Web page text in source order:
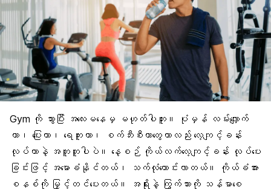
Gym ကို သွားပြီး အလေးမနေမှ မဟုတ်ပါဘူး။ ပုံမှန် လမ်းလျှောက်
တာ၊ ပြေးတာ၊
ရေကူးတာ၊ စက်ဘီးစီးတာတွေဟာလည်း လေ့ကျင့်ခန်း
လုပ်တာနဲ့ အတူတူပါပဲ။ နေ့စဉ် ကိုယ်လက်လေ့ကျင့်ခန်း လုပ်ပေး
ခြင်းဖြင့် အမောခံနိုင်တယ်၊ သက်လုံကောင်းလာတယ်။ ကိုယ်ခံအား
စနစ်ကို မြှင့်တင်ပေးတယ်။ အရိုးနဲ့ ကြွက်သားကို သန်မာစေ